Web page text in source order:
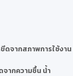
ดจากสภาพการใช้งาน
จากความชื้น น้ำ